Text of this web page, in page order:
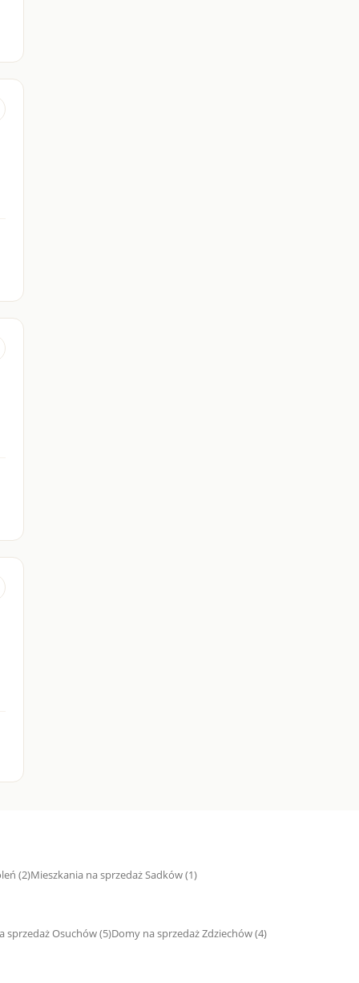
(2)Mieszkania na sprzedaż Sadków (1)
sprzedaż Osuchów (5)Domy na sprzedaż Zdziechów (4)